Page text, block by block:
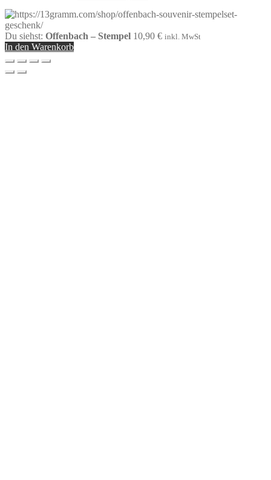
Du siehst: Offenbach – Stempel 10,90 € inkl. MwSt
In den Warenkorb